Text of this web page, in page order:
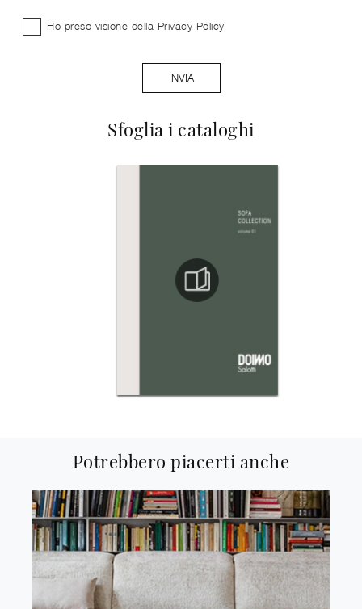
Sfoglia i cataloghi
Ho preso visione della Privacy Policy
INVIA
Potrebbero piacerti anche